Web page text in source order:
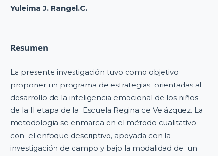
Yuleima J. Rangel.C.
Resumen
La presente investigación tuvo como objetivo
proponer un programa de estrategias orientadas al
desarrollo de la inteligencia emocional de los niños
de la II etapa de la Escuela Regina de Velázquez. La
metodología se enmarca en el método cualitativo
con el enfoque descriptivo, apoyada con la
investigación de campo y bajo la modalidad de un